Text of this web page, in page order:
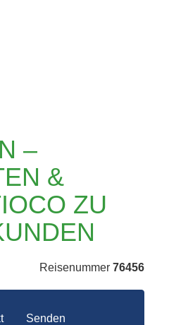
–
&
ZU
Reisenummer 76456
Senden